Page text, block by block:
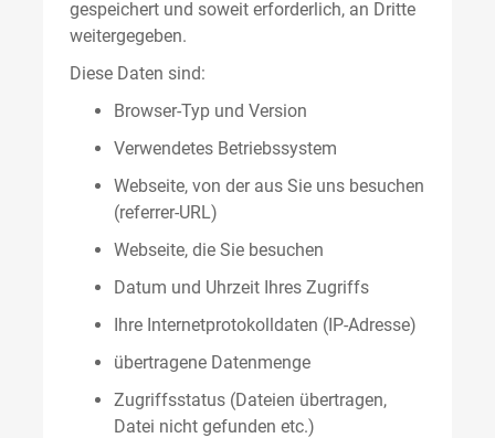
gespeichert und soweit erforderlich, an Dritte
weitergegeben.
Diese Daten sind:
Browser-Typ und Version
Verwendetes Betriebssystem
Webseite, von der aus Sie uns besuchen
(referrer-URL)
Webseite, die Sie besuchen
Datum und Uhrzeit Ihres Zugriffs
Ihre Internetprotokolldaten (IP-Adresse)
übertragene Datenmenge
Zugriffsstatus (Dateien übertragen,
Datei nicht gefunden etc.)